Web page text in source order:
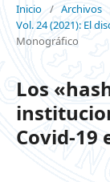
Inicio / Archivos
Vol. 24 (2021): El
Monográfico
Los
Covid-19